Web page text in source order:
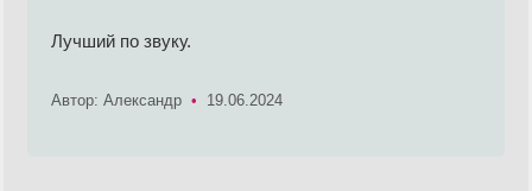
Лучший по звуку.
Автор: Александр • 19.06.2024